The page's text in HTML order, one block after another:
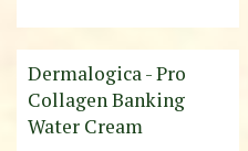
Nouveau!
Dermalogica - Pro
Collagen Banking
Water Cream